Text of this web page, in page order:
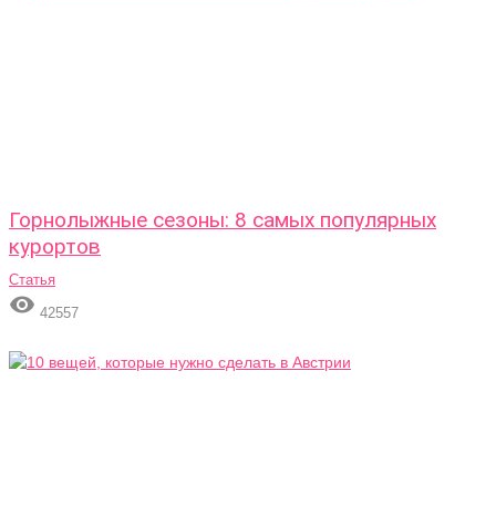
Горнолыжные сезоны: 8 самых популярных
курортов
Статья
 42557